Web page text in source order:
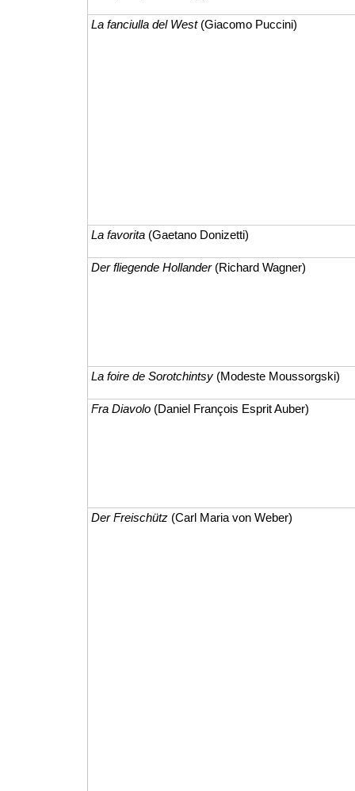
La fanciulla del West(Giacomo Puccini)
La favorita (Gaetano Donizetti)
Der fliegende Hollander(Richard Wagner)
La foire de Sorotchintsy (Modeste Moussorgski)
Fra Diavolo (Daniel François Esprit Auber)
Der Freischütz (Carl Maria von Weber)